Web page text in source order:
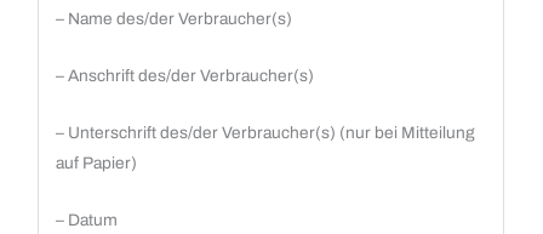
– Name des/der Verbraucher(s)
– Anschrift des/der Verbraucher(s)
– Unterschrift des/der Verbraucher(s) (nur bei Mitteilung
auf Papier)
– Datum